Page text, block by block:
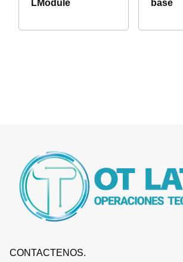
LModule
base
CONTACTENOS.